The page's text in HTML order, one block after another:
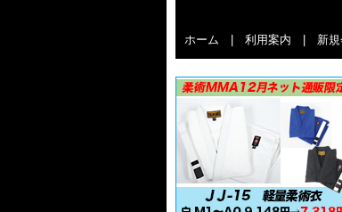
ホーム 利用案内 新